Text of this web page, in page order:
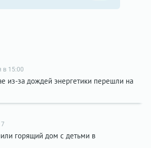
в 15:00
из-за дождей энергетики перешли на
горящий дом с детьми в